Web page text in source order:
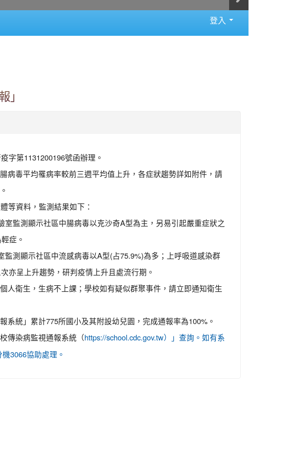
登入
」
字第1131200196號函辦理。
病毒平均罹病率較前三週平均值上升，各症狀趨勢詳如附件，請
等資料，監測結果如下：
監測顯示社區中腸病毒以克沙奇A型為主，另易引起嚴重症狀之
症。
測顯示社區中流感病毒以A型(占75.9%)為多；上呼吸道感染群
亦呈上升趨勢，研判疫情上升且處流行期。
人衛生，生病不上課；學校如有疑似群聚事件，請立即通知衛生
系統」累計775所國小及其附設幼兒園，完成通報率為100%。
傳染病監視通報系統（ https://school.cdc.gov.tw）」查詢。如有系
3066協助處理。